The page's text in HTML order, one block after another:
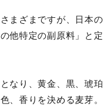
まざまですが、日本の
他特定の副原料」と定
なり、黄金、黒、琥珀
、香りを決める麦芽。